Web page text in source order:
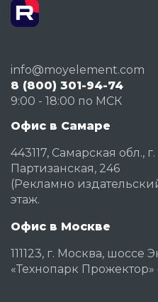
info@moyelement.com
8 (800) 301-94-74
9:00 - 18:00 по МСК
Офис в Самаре
443117, Самарская обл.,
Партизанская, 246
(Рекламно
этаж.
Офис в Москве
111123, г. Москва, шоссе
«Технопарк Прожектор»